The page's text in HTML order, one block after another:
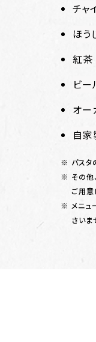
チャ
ほう
紅茶
ビー
オー
自家
パスタ
その他
ご用意
メニ
さいま